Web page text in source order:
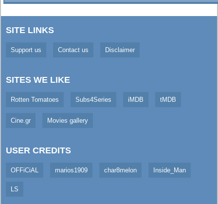
SITE LINKS
Support us Contact us Disclaimer
SITES WE LIKE
Rotten Tomatoes Subs4Series iMDB tMDB
Cine.gr Movies gallery
USER CREDITS
OFFiCiAL marios1909 char8melon Inside_Man
LS